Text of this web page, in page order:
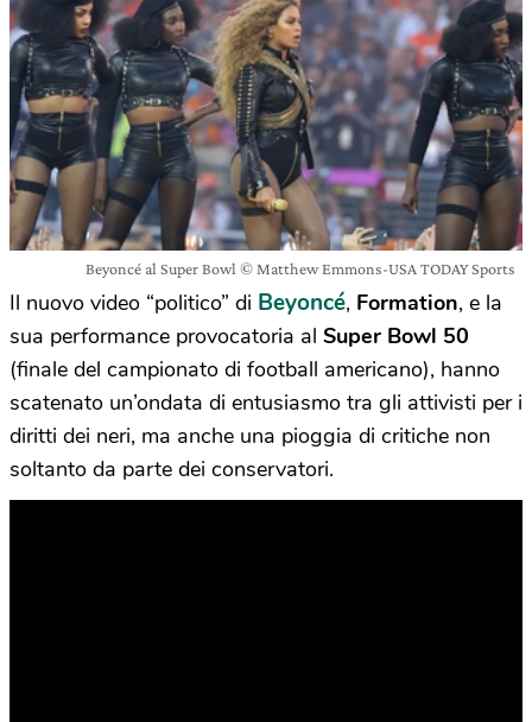
Beyoncé al Super Bowl © Matthew Emmons-USA TODAY Sports
Il nuovo video “politico” di Beyoncé, Formation, e la
sua performance provocatoria al Super Bowl 50
(finale del campionato di football americano), hanno
scatenato un’ondata di entusiasmo tra gli attivisti per i
diritti dei neri, ma anche una pioggia di critiche non
soltanto da parte dei conservatori.